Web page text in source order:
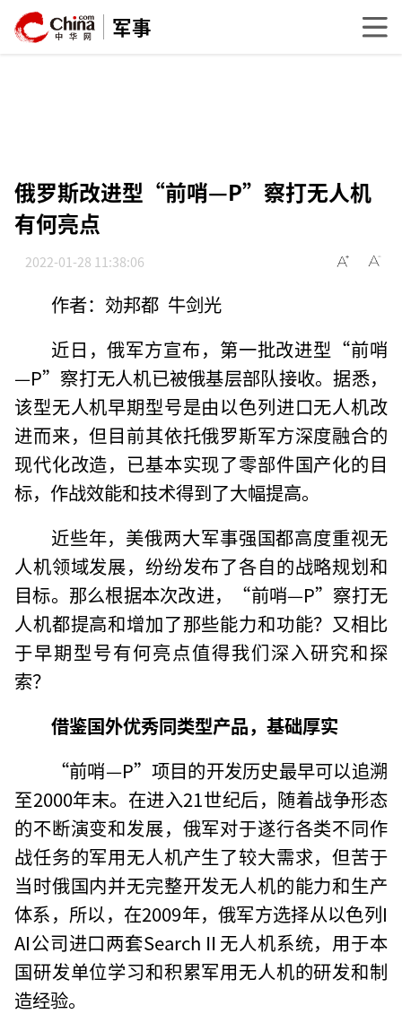
军事
俄罗斯改进型“前哨—P”察打无人机
有何亮点
2022-01-28 11:38:06
作者：効邦都 牛剑光
近日，俄军方宣布，第一批改进型“前哨
—P”察打无人机已被俄基层部队接收。据悉，
该型无人机早期型号是由以色列进口无人机改
进而来，但目前其依托俄罗斯军方深度融合的
现代化改造，已基本实现了零部件国产化的目
标，作战效能和技术得到了大幅提高。
近些年，美俄两大军事强国都高度重视无
人机领域发展，纷纷发布了各自的战略规划和
目标。那么根据本次改进，“前哨—P”察打无
人机都提高和增加了那些能力和功能？又相比
于早期型号有何亮点值得我们深入研究和探
索？
借鉴国外优秀同类型产品，基础厚实
“前哨—P”项目的开发历史最早可以追溯
至2000年末。在进入21世纪后，随着战争形态
的不断演变和发展，俄军对于遂行各类不同作
战任务的军用无人机产生了较大需求，但苦于
当时俄国内并无完整开发无人机的能力和生产
体系，所以，在2009年，俄军方选择从以色列I
AI公司进口两套SearchⅡ无人机系统，用于本
国研发单位学习和积累军用无人机的研发和制
造经验。